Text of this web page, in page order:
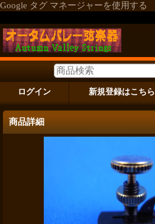
Google タグ マネージャーを使用する
ログイン 新規登録はこちら
商品詳細